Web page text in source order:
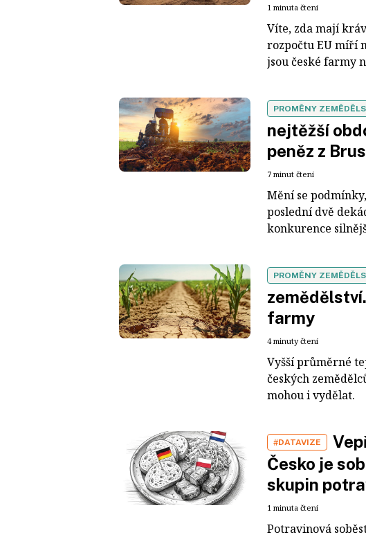
1 minuta čtení
Víte, zda mají
rozpočtu EU míří
jsou české farmy
PROMĚNY
nejtěžší
peněz z
7 minut čtení
Mění se
poslední dvě
konkurence
PROMĚNY
farmy
4 minuty čtení
Vyšší průměrné
českých
mohou i vydělat.
#DATAVIZE
Česko je
skupin
1 minuta čtení
Potravinová